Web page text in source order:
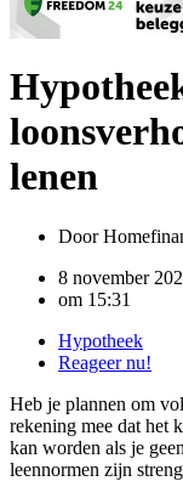
lenen
Door
8 november
om 15:31
Hypotheek
Reageer nu!
Heb je plannen om
rekening mee dat het
kan worden als je
leennormen zijn